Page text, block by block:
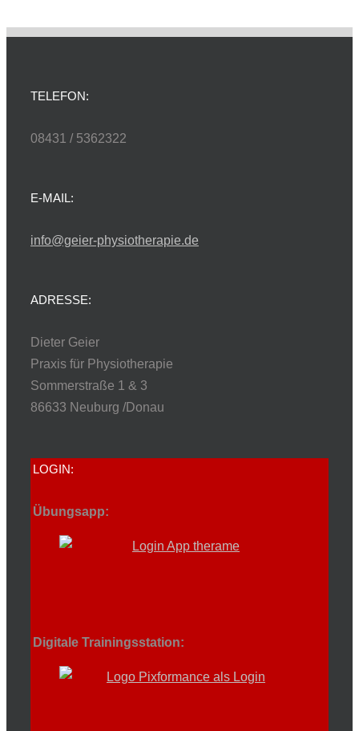
TELEFON:
08431 / 5362322
E-MAIL:
info@geier-physiotherapie.de
ADRESSE:
Dieter Geier
Praxis für Physiotherapie
Sommerstraße 1 & 3
86633 Neuburg /Donau
LOGIN:
Übungsapp:
Digitale Trainingsstation: